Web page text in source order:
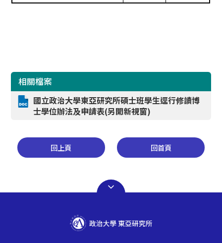
相關檔案
國立政治大學東亞研究所碩士班學生逕行修讀博
士學位辦法及申請表(另開新視窗)
回上頁 回首頁